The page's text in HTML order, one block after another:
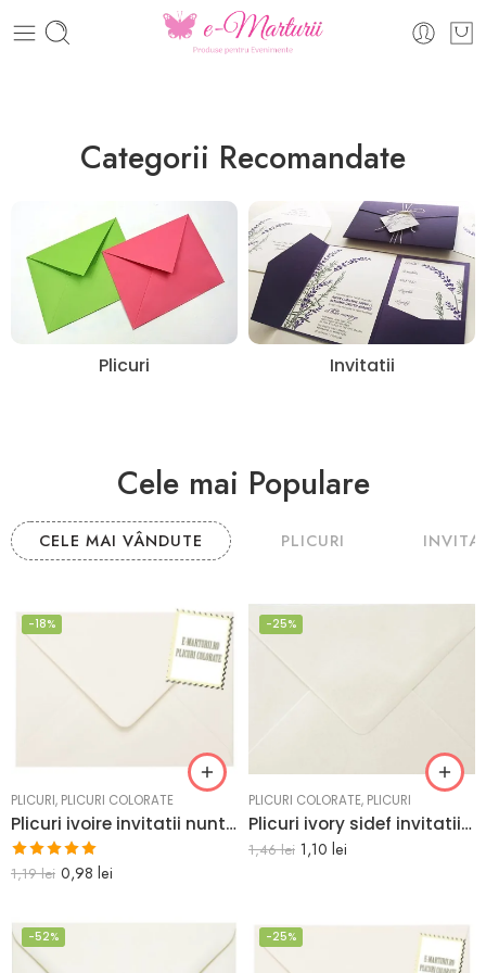
eMărturii - Invitatii nunta si botez, plicuri colorate
Categorii Recomandate
Plicuri Invitatii
Cele mai Populare
CELE MAI VÂNDUTE PLICURI
-18%
PLICURI, PLICURI COLORATE
Plicuri ivoire invitatii nunta botez sau felicitari i8 133 x 184 mm set 20 buc
Evaluat la
5.00din 5
1,19lei 0,98 lei
-25%
PLICURI COLORATE, PLICURI
Plicuri ivory sidef invitatii nunta i8 133 x 184 mm set 20 buc
1,46lei 1,10 lei
-52% -25%